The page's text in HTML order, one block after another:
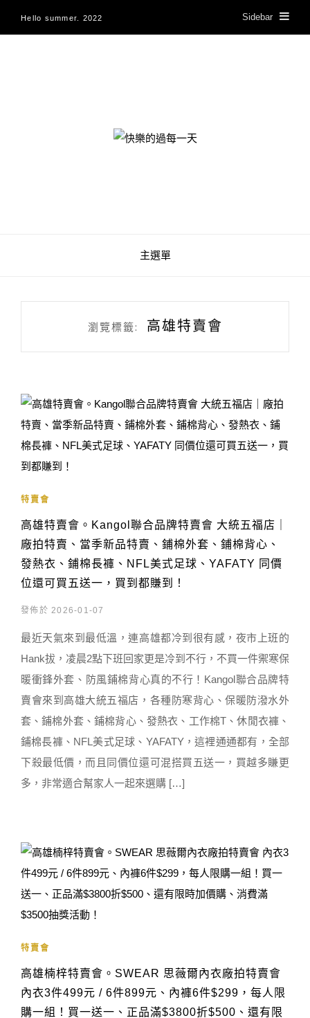
Hello summer. 2022 Sidebar
快樂的過每一天
主選單
瀏覽標籤: 高雄特賣會
特賣會
高雄特賣會。Kangol聯合品牌特賣會 大統五福店｜
廠拍特賣、當季新品特賣、鋪棉外套、鋪棉背心、
發熱衣、鋪棉長褲、NFL美式足球、YAFATY 同價
位還可買五送一，買到都賺到！
發佈於 2026-01-07
最近天氣來到最低溫，連高雄都冷到很有感，夜市上班的
Hank拔，凌晨2點下班回家更是冷到不行，不買一件禦寒保
暖衝鋒外套、防風鋪棉背心真的不行！Kangol聯合品牌特
賣會來到高雄大統五福店，各種防寒背心、保暖防潑水外
套、鋪棉外套、鋪棉背心、發熱衣、工作棉T、休閒衣褲、
鋪棉長褲、NFL美式足球、YAFATY，這裡通通都有，全部
下殺最低價，而且同價位還可混搭買五送一，買越多賺更
多，非常適合幫家人一起來選購 […]
特賣會
高雄楠梓特賣會。SWEAR 思薇爾內衣廠拍特賣會
內衣3件499元 / 6件899元、內褲6件$299，每人限
購一組！買一送一、正品滿$3800折$500、還有限